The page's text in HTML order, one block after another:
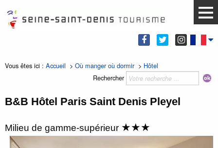
Vous êtes ici : Accueil > Où manger où dormir> Hôtel
Rechercher
B&B Hôtel Paris Saint Denis Pleyel
Milieu de gamme-supérieur ★★★